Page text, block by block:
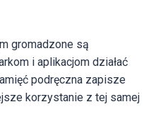
gromadzone są
i aplikacjom działać
podręczna zapisze
korzystanie z tej samej